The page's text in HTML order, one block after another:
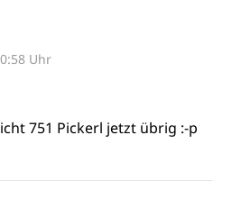
Uhr
751 Pickerl jetzt übrig :-p